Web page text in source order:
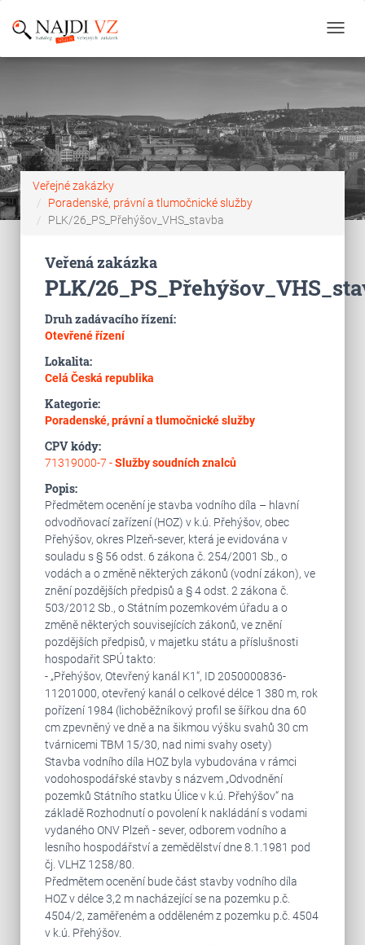
Veřejné zakázky
Poradenské, právní a tlumočnické služby
PLK/26_PS_Přehýšov_VHS_stavba
Veřená zakázka
PLK/
Druh zadávacího řízení:
Otevřené řízení
Lokalita:
Celá Česká republika
Kategorie:
Poradenské, právní a tlumočnické služby
CPV kódy:
71319000-7 -Služby soudních znalců
Popis:
Předmětem ocenění je stavba vodního díla – hlavní
odvodňovací zařízení (HOZ) v k.ú. Přehýšov, obec
Přehýšov, okres Plzeň-sever, která je evidována v
souladu s § 56 odst. 6 zákona č. 254/2001 Sb., o
vodách a o změně některých zákonů (vodní zákon), ve
znění pozdějších předpisů a § 4 odst. 2 zákona č.
503/2012 Sb., o Státním pozemkovém úřadu a o
změně některých souvisejících zákonů, ve znění
pozdějších předpisů, v majetku státu a příslušnosti
hospodařit SPÚ takto:
- „Přehýšov, Otevřený kanál K1“, ID 2050000836-
11201000, otevřený kanál o celkové délce 1 380 m, rok
pořízení 1984 (lichoběžníkový profil se šířkou dna 60
cm zpevněný ve dně a na šikmou výšku svahů 30 cm
tvárnicemi TBM 15/30, nad nimi svahy osety)
Stavba vodního díla HOZ byla vybudována v rámci
vodohospodářské stavby s názvem „Odvodnění
pozemků Státního statku Úlice v k.ú. Přehýšov“ na
základě Rozhodnutí o povolení k nakládání s vodami
vydaného ONV Plzeň - sever, odborem vodního a
lesního hospodářství a zemědělství dne 8.1.1981 pod
čj. VLHZ 1258/80.
Předmětem ocenění bude část stavby vodního díla
HOZ v délce 3,2 m nacházející se na pozemku p.č.
4504/2, zaměřeném a odděleném z pozemku p.č. 4504
v k.ú. Přehýšov.